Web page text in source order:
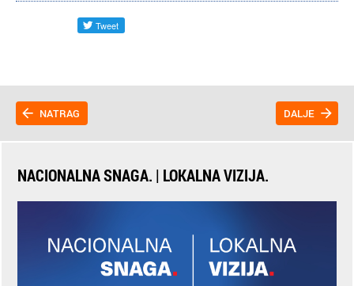
NATRAG DALJE
NACIONALNA SNAGA. | LOKALNA VIZIJA.